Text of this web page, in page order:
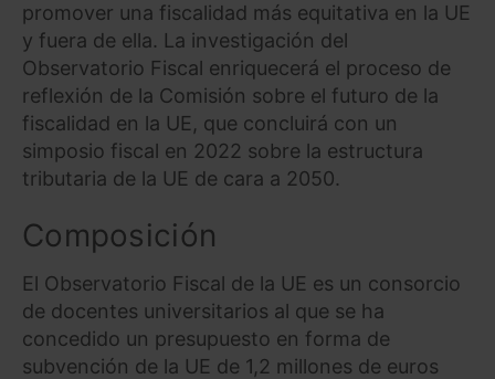
promover una fiscalidad más equitativa en la UE
y fuera de ella. La investigación del
Observatorio Fiscal enriquecerá el proceso de
reflexión de la Comisión sobre el futuro de la
fiscalidad en la UE, que concluirá con un
simposio fiscal en 2022 sobre la estructura
tributaria de la UE de cara a 2050.
Composición
El Observatorio Fiscal de la UE es un consorcio
de docentes universitarios al que se ha
concedido un presupuesto en forma de
subvención de la UE de 1,2 millones de euros